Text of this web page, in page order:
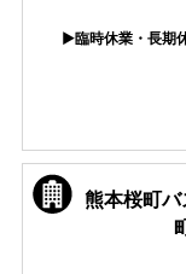
▶臨時休業・長期
熊本桜町